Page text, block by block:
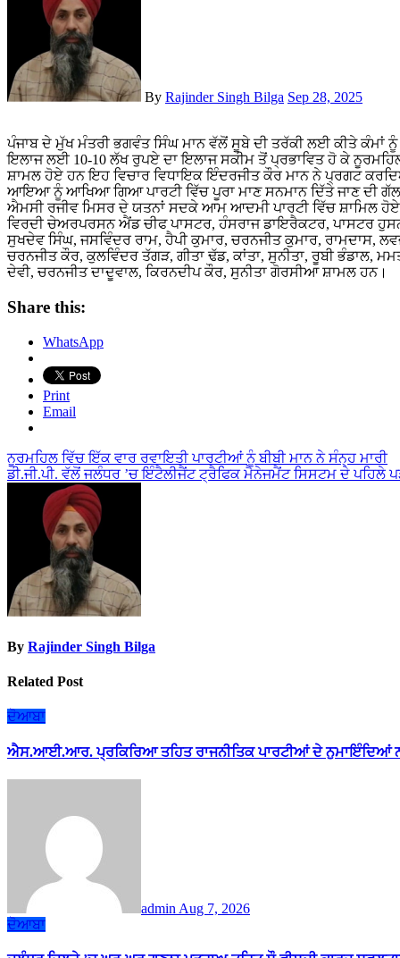
By Rajinder Singh Bilga Sep 28, 2025
ਪੰਜਾਬ ਦੇ ਮੁੱਖ ਮੰਤਰੀ ਭਗਵੰਤ ਸਿੰਘ ਮਾਨ ਵੱਲੋਂ ਸੂਬੇ ਦੀ ਤਰੱਕੀ ਲਈ ਕੀਤੇ ਕੰਮਾਂ ਨੂੰ ਦੇਖ ਕੇ, ਲੋਕਾਂ ਨੂੰ 300 ਯੂਨਿਟ ਮੁਫ਼ਤ ਬਿਜਲੀ, ਹੁਣ ਹਰੇਕ ਪਰਿਵਾਰ ਦੇ
ਇਲਾਜ ਲਈ 10-10 ਲੱਖ ਰੁਪਏ ਦਾ ਇਲਾਜ ਸਕੀਮ ਤੋਂ ਪ੍ਰਭਾਵਿਤ ਹੋ ਕੇ
ਸ਼ਾਮਲ ਹੋਏ ਹਨ ਇਹ ਵਿਚਾਰ ਵਿਧਾਇਕ ਇੰਦਰਜੀਤ ਕੌਰ ਮਾਨ ਨੇ ਪ੍ਰਗਟ
ਆਇਆ ਨੂੰ ਆਖਿਆ ਗਿਆ ਪਾਰਟੀ ਵਿੱਚ ਪੂਰਾ ਮਾਣ ਸਨਮਾਨ ਦਿੱਤੇ ਜਾਣ ਦੀ
ਐਮਸੀ ਰਜੀਵ ਮਿਸਰ ਦੇ ਯਤਨਾਂ ਸਦਕੇ ਆਮ ਆਦਮੀ ਪਾਰਟੀ ਵਿੱਚ ਸ਼ਾਮਿਲ ਹੋਏ
ਵਿਰਦੀ ਚੇਅਰਪਰਸਨ ਐਂਡ ਚੀਫ ਪਾਸਟਰ, ਹੰਸਰਾਜ ਡਾਇਰੈਕਟਰ, ਪਾਸਟਰ
ਸੁਖਦੇਵ ਸਿੰਘ, ਜਸਵਿੰਦਰ ਰਾਮ, ਹੈਪੀ ਕੁਮਾਰ, ਚਰਨਜੀਤ ਕੁਮਾਰ, ਰਾਮਦਾਸ,
ਚਰਨਜੀਤ ਕੌਰ, ਕੁਲਵਿੰਦਰ ਤੱਗੜ, ਗੀਤਾ ਢੱਡ, ਕਾਂਤਾ, ਸੁਨੀਤਾ, ਰੂਬੀ ਭੰਡਾਲ,
ਦੇਵੀ, ਚਰਨਜੀਤ ਦਾਦੂਵਾਲ, ਕਿਰਨਦੀਪ ਕੌਰ, ਸੁਨੀਤਾ ਗੋਰਸੀਆ ਸ਼ਾਮਲ ਹਨ।
Share this:
WhatsApp
Print
Email
Post
navigation
ਨੂਰਮਹਿਲ ਵਿੱਚ ਇੱਕ ਵਾਰ ਰਵਾਇਤੀ ਪਾਰਟੀਆਂ ਨੂੰ ਬੀਬੀ ਮਾਨ ਨੇ ਸੰਨ੍ਹ ਮਾਰੀ
ਡੀ.ਜੀ.ਪੀ. ਵੱਲੋਂ ਜਲੰਧਰ ’ਚ ਇੰਟੈਲੀਜੈਂਟ ਟ੍ਰੈਫਿਕ ਮੈਨੇਜਮੈਂਟ ਸਿਸਟਮ ਦੇ ਪਹਿਲੇ
By Rajinder Singh Bilga
Related Post
ਦੋਆਬਾ
ਐਸ.ਆਈ.ਆਰ. ਪ੍ਰਕਿਰਿਆ ਤਹਿਤ ਰਾਜਨੀਤਿਕ ਪਾਰਟੀਆਂ ਦੇ ਨੁਮਾਇੰਦਿਆਂ
admin Aug 7, 2026
ਦੋਆਬਾ